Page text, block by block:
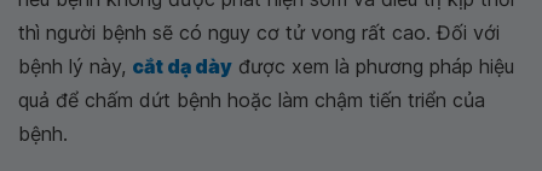
thì người bệnh sẽ có nguy cơ tử vong rất cao. Đối với
bệnh lý này, cắt dạ dày được xem là phương pháp hiệu
quả để chấm dứt bệnh hoặc làm chậm tiến triển của
bệnh.